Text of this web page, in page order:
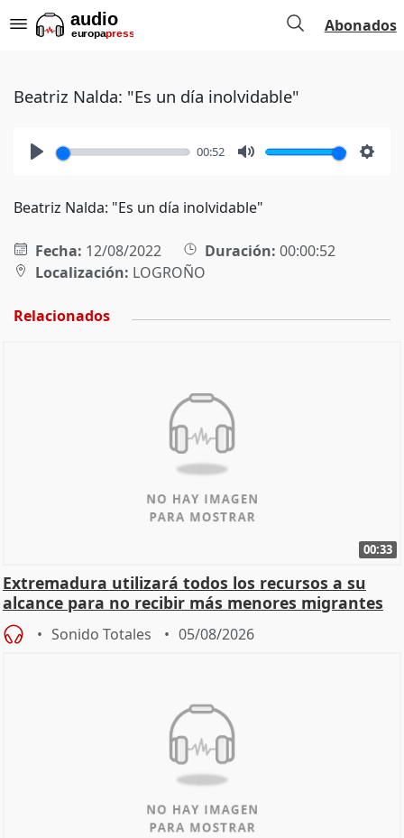
Abonados
Beatriz Nalda: "Es un día inolvidable"
00:52
Beatriz Nalda: "Es un día inolvidable"
Fecha: 12/08/2022 Duración: 00:00:52
Localización: LOGROÑO
Relacionados
00:33
Extremadura utilizará todos los recursos a su
alcance para no recibir más menores migrantes
Sonido Totales 05/08/2026